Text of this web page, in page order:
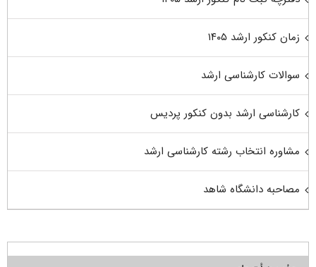
زمان کنکور ارشد ۱۴۰۵
سوالات کارشناسی ارشد
کارشناسی ارشد بدون کنکور پردیس
مشاوره انتخاب رشته کارشناسی ارشد
مصاحبه دانشگاه شاهد